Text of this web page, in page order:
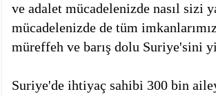
ve adalet mücadelenizde nasıl sizi
mücadelenizde de tüm
müreffeh ve barış dolu Suriye'sini
Suriye'de ihtiyaç sahibi 300 bin